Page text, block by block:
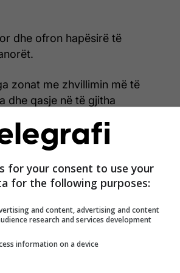
dhe ofron hapësirë të
zonat me zhvillimin më të
dhe qasje në të gjitha
pronë një opsion të
për investim.
të pronës:
for your consent to use your
for the following purposes:
and content, advertising and content
research and services development
information on a device